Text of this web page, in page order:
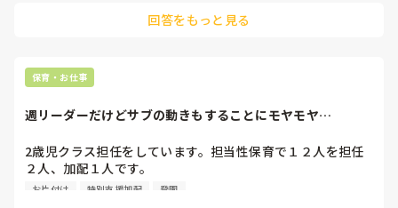
まっているものは片付けるのが楽しくなる(車を片付ける→片付
回答をもっと見る
保育・お仕事
週リーダーだけどサブの動きもすることにモヤモヤ…
2歳児クラス担任をしています。担当性保育で１２人を担任
２人、加配１人です。
週リーダーは、基本私(派遣)と主査で回します。
お片付け 特別支援加配 登園